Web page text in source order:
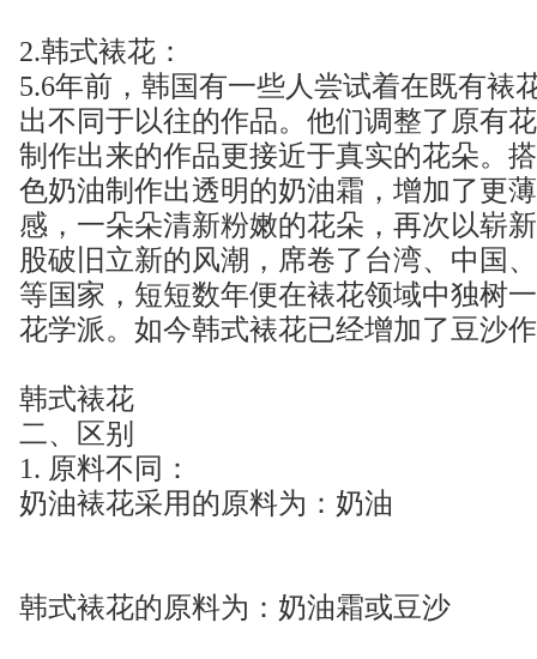
2.韩式裱花：
5.6年前，韩国有一些人尝试着在既有裱
出不同于以往的作品。他们调整了原有
制作出来的作品更接近于真实的花朵。
色奶油制作出透明的奶油霜，增加了更
感，一朵朵清新粉嫩的花朵，再次以崭
股破旧立新的风潮，席卷了台湾、中国
等国家，短短数年便在裱花领域中独树
花学派。如今韩式裱花已经增加了豆沙
韩式裱花
二、区别
1. 原料不同：
奶油裱花采用的原料为：奶油
韩式裱花的原料为：奶油霜或豆沙